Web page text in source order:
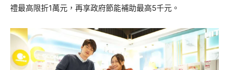
禮最高限折1萬元，再享政府節能補助最高5千元。